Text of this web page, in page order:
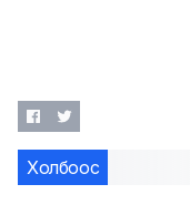
Холбоос